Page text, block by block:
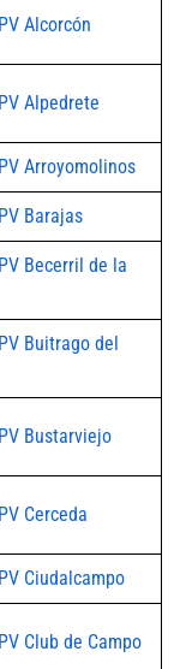
Alcorcón
Alpedrete
Arroyomolinos
Barajas
Becerril de la
Buitrago del
Bustarviejo
Cerceda
Ciudalcampo
Club de Campo